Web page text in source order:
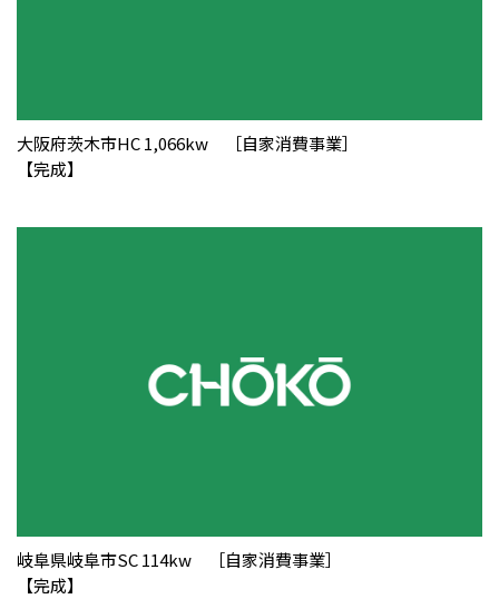
大阪府茨木市HC 1,066kw ［自家消費事業］
【完成】
岐阜県岐阜市SC 114kw ［自家消費事業］
【完成】